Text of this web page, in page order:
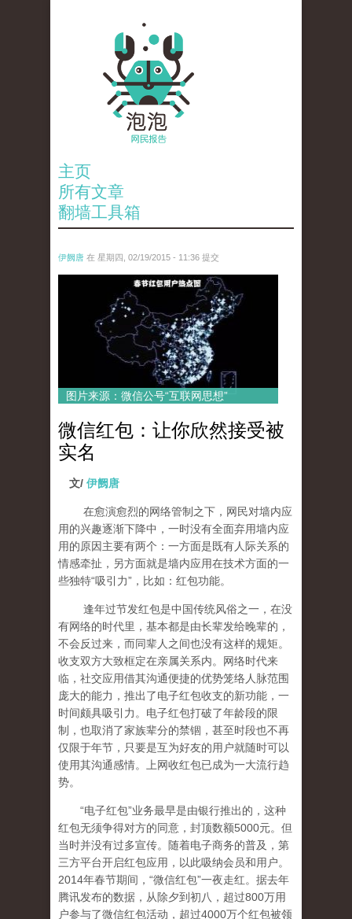
主页
所有文章
翻墙工具箱
伊阙唐 在 星期四, 02/19/2015 - 11:36 提交
chun_jie_hong_bao_yong_hu_re_dian_tu_.jpg
图片来源：微信公号“互联网思想”
微信红包：让你欣然接受被
实名
文/ 伊阙唐
在愈演愈烈的网络管制之下，网民对墙内应
用的兴趣逐渐下降中，一时没有全面弃用墙内应
用的原因主要有两个：一方面是既有人际关系的
情感牵扯，另方面就是墙内应用在技术方面的一
些独特“吸引力”，比如：红包功能。
逢年过节发红包是中国传统风俗之一，在没
有网络的时代里，基本都是由长辈发给晚辈的，
不会反过来，而同辈人之间也没有这样的规矩。
收支双方大致框定在亲属关系内。网络时代来
临，社交应用借其沟通便捷的优势笼络人脉范围
庞大的能力，推出了电子红包收支的新功能，一
时间颇具吸引力。电子红包打破了年龄段的限
制，也取消了家族辈分的禁锢，甚至时段也不再
仅限于年节，只要是互为好友的用户就随时可以
使用其沟通感情。上网收红包已成为一大流行趋
势。
“电子红包”业务最早是由银行推出的，这种
红包无须争得对方的同意，封顶数额5000元。但
当时并没有过多宣传。随着电子商务的普及，第
三方平台开启红包应用，以此吸纳会员和用户。
2014年春节期间，“微信红包”一夜走红。据去年
腾讯发布的数据，从除夕到初八，超过800万用
户参与了微信红包活动，超过4000万个红包被领